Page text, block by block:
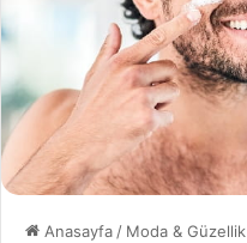
Anasayfa/ Moda & Güzellik